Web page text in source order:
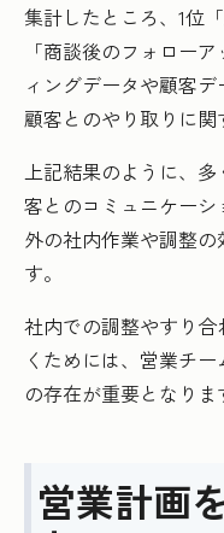
集計したところ、1位
「商談後のフォロー
ィングデータや顧客デ
顧客とのやり取りに関
上記結果のように、
客とのコミュニケー
外の社内作業や調整
す。
社内での調整やすり
くためには、営業チ
の存在が重要となりま
営業計画